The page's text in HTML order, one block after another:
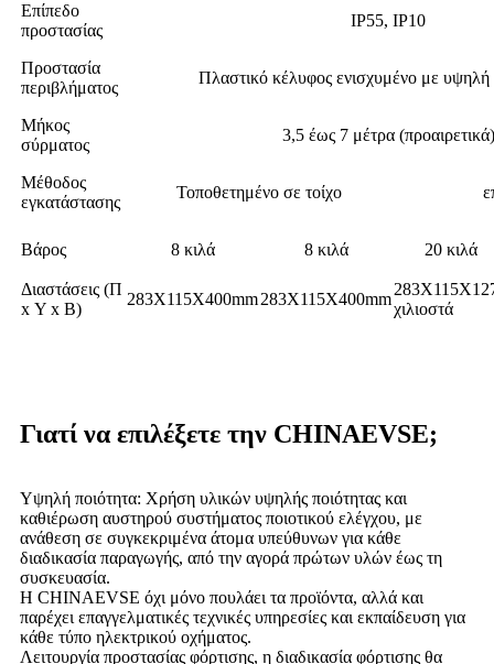
Επίπεδο
προστασίας
IP55, IP10
Προστασία
περιβλήματος
Πλαστικό κέλυφος ενισχυμένο με υψηλή
Μήκος
σύρματος
3,5 έως 7 μέτρα (προαιρετικά)
Μέθοδος
εγκατάστασης
Τοποθετημένο σε τοίχο
Βάρος 8 κιλά 8 κιλά 20 κιλά
Διαστάσεις (Π
x Υ x Β)
283X115X400mm283X115X400mm
χιλιοστά
Γιατί να επιλέξετε την CHINAEVSE;
Υψηλή ποιότητα: Χρήση υλικών υψηλής ποιότητας και
καθιέρωση αυστηρού συστήματος ποιοτικού ελέγχου, με
ανάθεση σε συγκεκριμένα άτομα υπεύθυνων για κάθε
διαδικασία παραγωγής, από την αγορά πρώτων υλών έως τη
συσκευασία.
Η CHINAEVSE όχι μόνο πουλάει τα προϊόντα, αλλά και
παρέχει επαγγελματικές τεχνικές υπηρεσίες και εκπαίδευση για
κάθε τύπο ηλεκτρικού οχήματος.
Λειτουργία προστασίας φόρτισης, η διαδικασία φόρτισης θα